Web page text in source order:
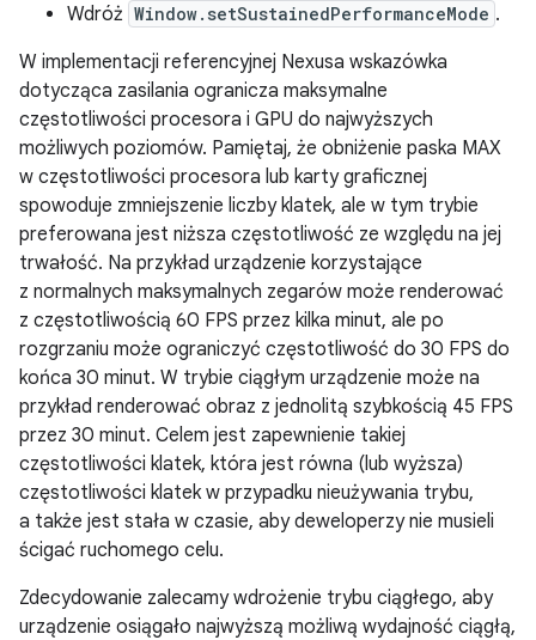
Wdróż Window.setSustainedPerformanceMode .
W implementacji referencyjnej Nexusa wskazówka
dotycząca zasilania ogranicza maksymalne
częstotliwości procesora i GPU do najwyższych
możliwych poziomów. Pamiętaj, że obniżenie paska MAX
w częstotliwości procesora lub karty graficznej
spowoduje zmniejszenie liczby klatek, ale w tym trybie
preferowana jest niższa częstotliwość ze względu na jej
trwałość. Na przykład urządzenie korzystające
z normalnych maksymalnych zegarów może renderować
z częstotliwością 60 FPS przez kilka minut, ale po
rozgrzaniu może ograniczyć częstotliwość do 30 FPS do
końca 30 minut. W trybie ciągłym urządzenie może na
przykład renderować obraz z jednolitą szybkością 45 FPS
przez 30 minut. Celem jest zapewnienie takiej
częstotliwości klatek, która jest równa (lub wyższa)
częstotliwości klatek w przypadku nieużywania trybu,
a także jest stała w czasie, aby deweloperzy nie musieli
ścigać ruchomego celu.
Zdecydowanie zalecamy wdrożenie trybu ciągłego, aby
urządzenie osiągało najwyższą możliwą wydajność ciągłą,